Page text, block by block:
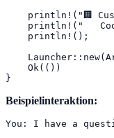
println!("🏢
println!("
    println!();
    Ok(())
}
Beispielinteraktion:
You: I have a